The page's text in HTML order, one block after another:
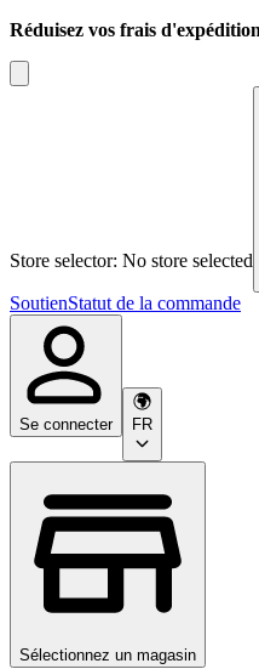
Réduisez vos frais
Store selector: No store selected
SoutienStatut de la commande
Se connecter FR
Sélectionnez un magasin